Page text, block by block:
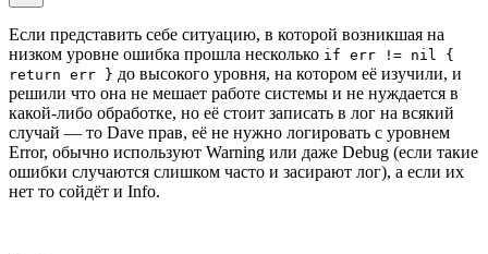
Если представить себе ситуацию, в которой возникшая на
низком уровне ошибка прошла несколько if err != nil {
return err } до высокого уровня, на котором её изучили, и
решили что она не мешает работе системы и не нуждается в
какой-либо обработке, но её стоит записать в лог на всякий
случай — то Dave прав, её не нужно логировать с уровнем
Error, обычно используют Warning или даже Debug (если такие
ошибки случаются слишком часто и засирают лог), а если их
нет то сойдёт и Info.